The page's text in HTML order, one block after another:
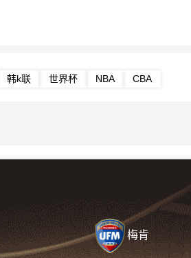
韩k联 世界杯 NBA CBA
梅肯